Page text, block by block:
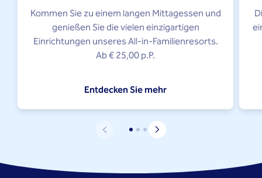
Kommen Sie zu einem langen Mittagessen und
genießen Sie die vielen einzigartigen
Einrichtungen unseres All-in-Familienresorts.
Ab € 25,00 p.P.
Entdecken Sie mehr